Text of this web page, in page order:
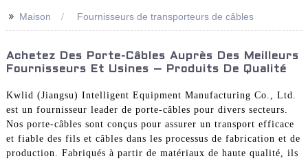
>> Maison Fournisseurs de transporteurs de câbles
Achetez Des Porte-Câbles Auprès Des Meilleurs
Fournisseurs Et Usines – Produits De Qualité
Kwlid (Jiangsu) Intelligent Equipment Manufacturing Co., Ltd.
est un fournisseur leader de porte-câbles pour divers secteurs.
Nos porte-câbles sont conçus pour assurer un transport efficace
et fiable des fils et câbles dans les processus de fabrication et de
production. Fabriqués à partir de matériaux de haute qualité, ils